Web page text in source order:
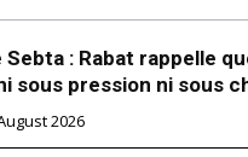
Sebta : Rabat rappelle
sous pression ni sous
2026